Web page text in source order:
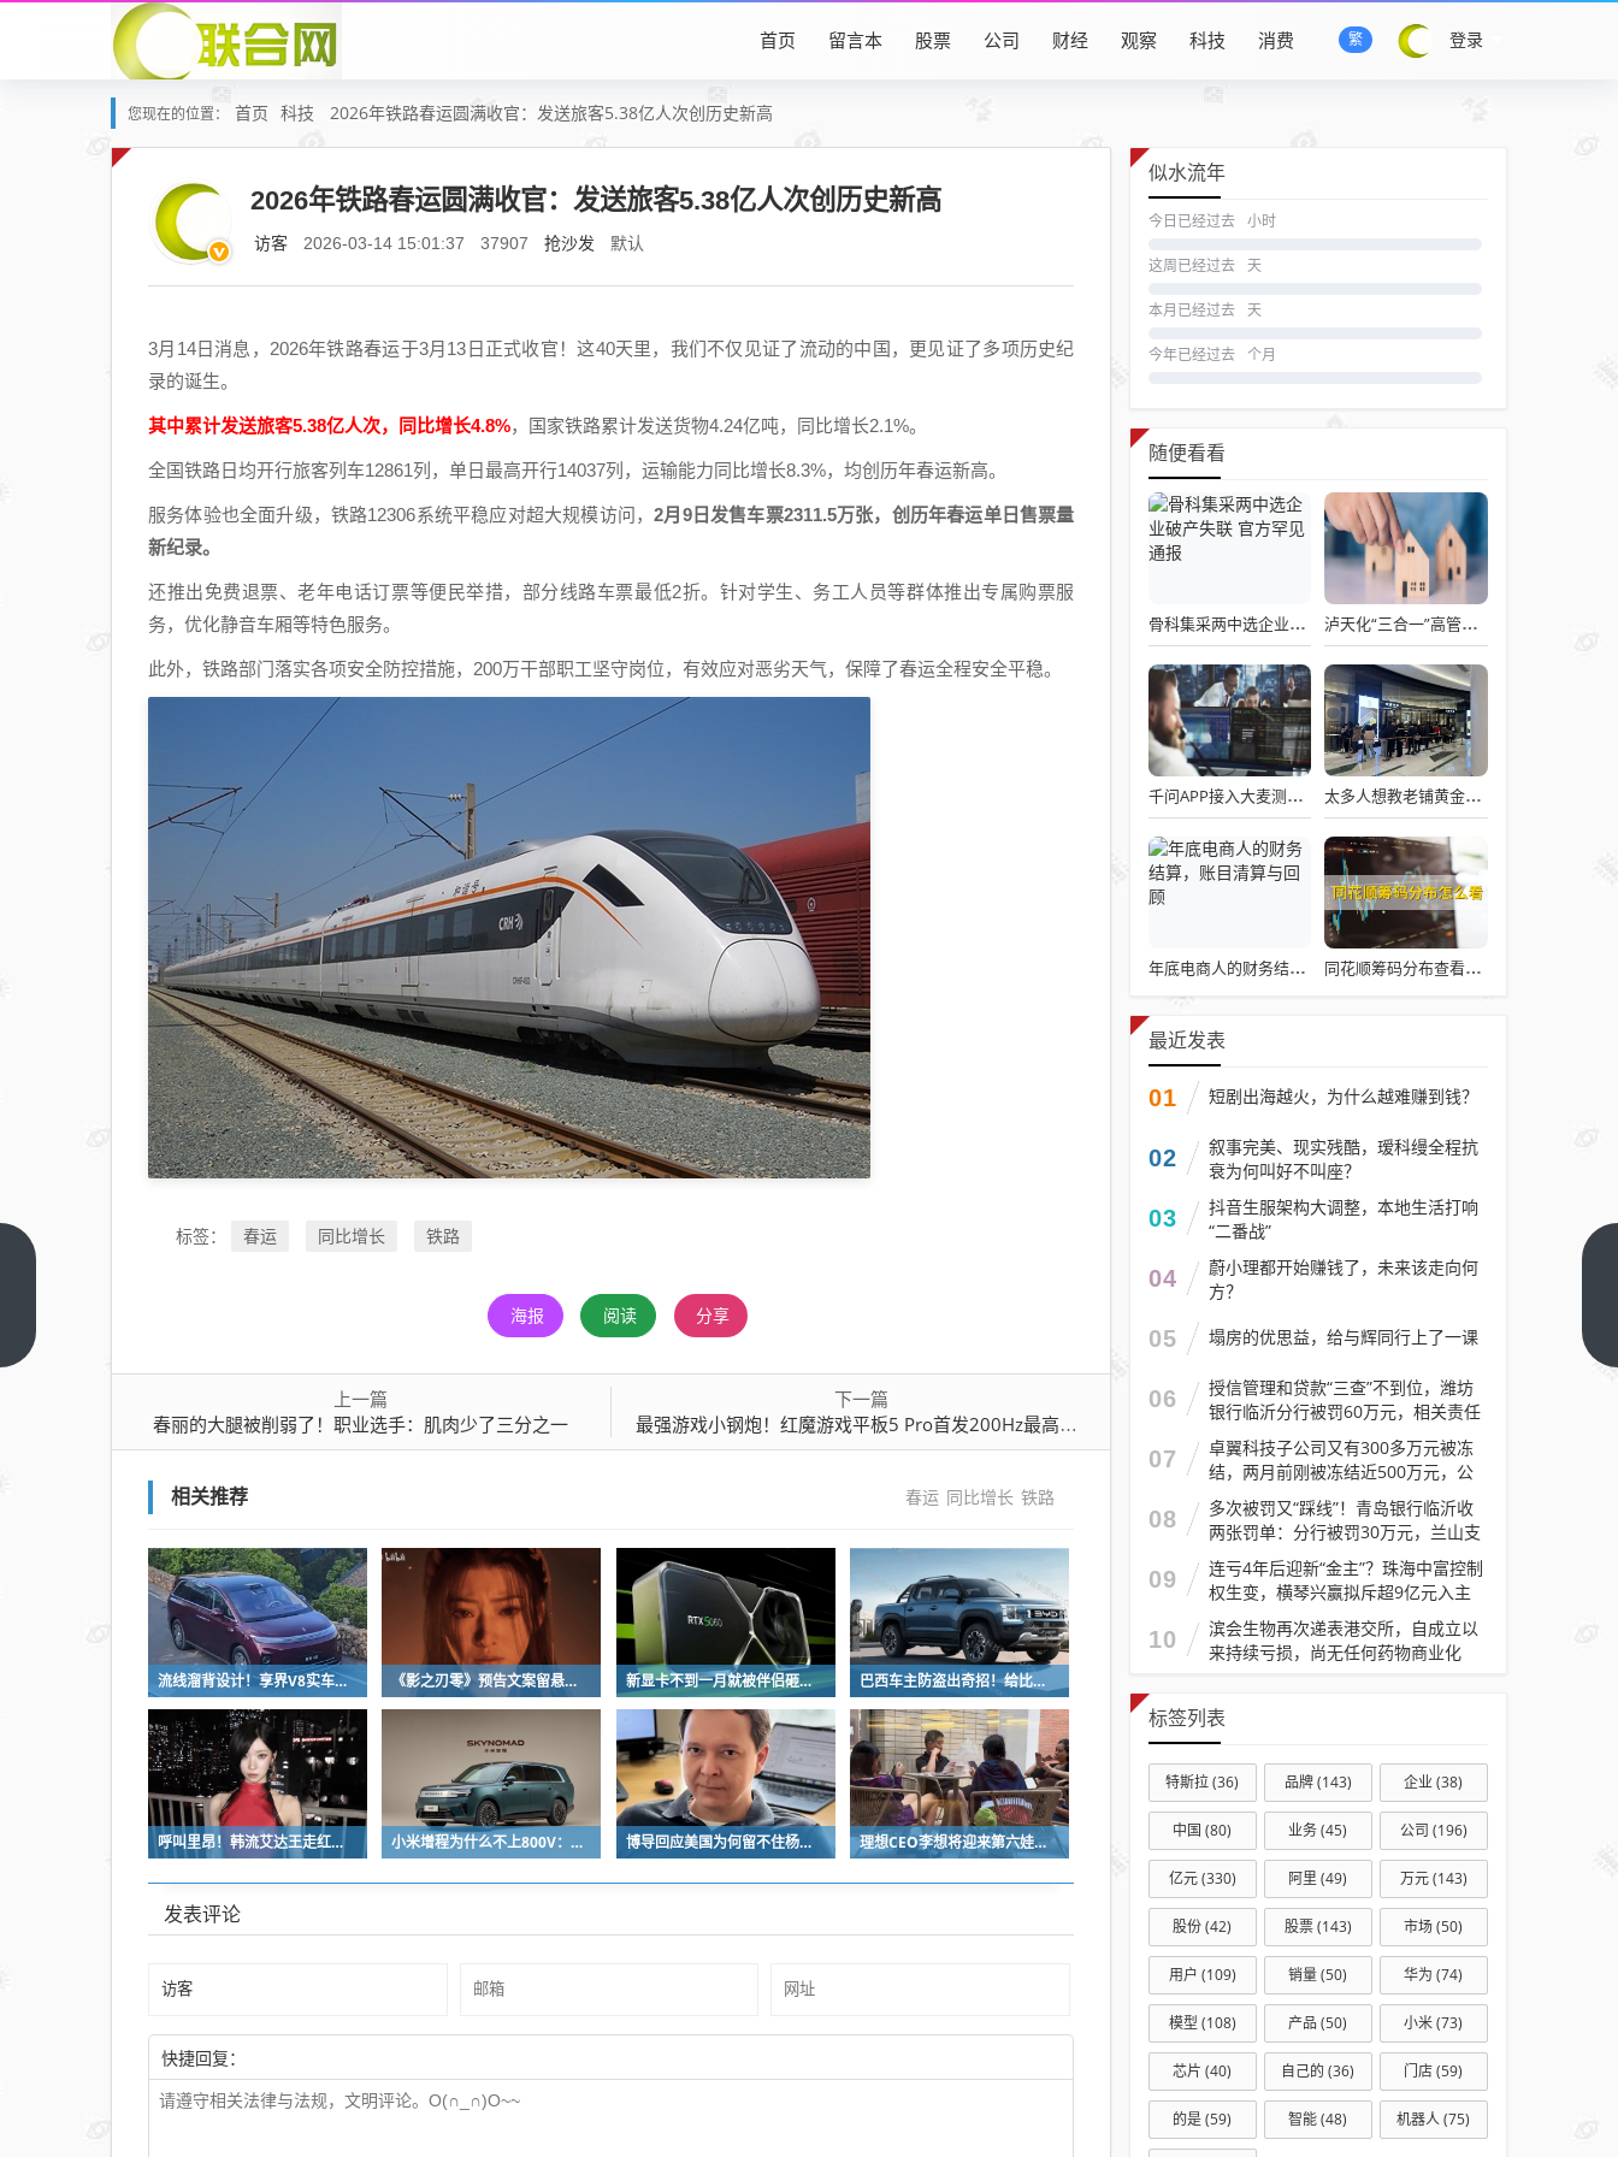
登录
繁
首页 留言本 股票 公司 财经 观察 科技 消费
您现在的位置： 首页 科技 2026年铁路春运圆满收官：发送旅客5.38亿人次创历史新高
2026年铁路春运圆满收官：发送旅客5.38亿人次创历史新高
访客 2026-03-14 15:01:37 37907 抢沙发 默认
3月14日消息，2026年铁路春运于3月13日正式收官！这40天里，我们不仅见证了流动的中国，更见证了多项历史纪
录的诞生。
其中累计发送旅客5.38亿人次，同比增长4.8%，国家铁路累计发送货物4.24亿吨，同比增长2.1%。
全国铁路日均开行旅客列车12861列，单日最高开行14037列，运输能力同比增长8.3%，均创历年春运新高。
服务体验也全面升级，铁路12306系统平稳应对超大规模访问，2月9日发售车票2311.5万张，创历年春运单日售票量
新纪录。
还推出免费退票、老年电话订票等便民举措，部分线路车票最低2折。针对学生、务工人员等群体推出专属购票服
务，优化静音车厢等特色服务。
此外，铁路部门落实各项安全防控措施，200万干部职工坚守岗位，有效应对恶劣天气，保障了春运全程安全平稳。
标签： 春运 同比增长 铁路
海报 阅读 分享
上一篇
春丽的大腿被削弱了！职业选手：肌肉少了三分之一
下一篇
最强游戏小钢炮！红魔游戏平板5 Pro首发200Hz最高刷新率
相关推荐 春运 同比增长 铁路
流线溜背设计！享界V8实车亮相：增程版最大续航339km 《影之刃零》预告文案留悬念 玩家：要反向跳票 新显卡不到一月就被伴侣砸烂：小哥哀叹如此脆弱 巴西车主防盗出奇招！给比亚迪鲨鱼皮卡零件“打疫苗” 失窃率大降93%
呼叫里昂！韩流艾达王走红：魅感十足 粉丝直接喊妈妈 小米增程为什么不上800V：开发时间和成本考虑 博导回应美国为何留不住杨植麟：他毅然拒绝苹果 选择回国创业 理想CEO李想将迎来第六娃：曾称不担心子女争遗产
发表评论
快捷回复：
似水流年
今日已经过去 小时
这周已经过去 天
本月已经过去 天
今年已经过去 个月
随便看看
骨科集采两中选企业破产失联 官方罕见通报 泸天化“三合一”高管王斌辞职：高管变动叠加财务、业绩双重压力，公司进入阶段性调整期
千问APP接入大麦测试“一句话买电影票” 太多人想教老铺黄金怎么做生意了
年底电商人的财务结算，账目清算与回顾 同花顺筹码分布查看详解攻略
最近发表
01 短剧出海越火，为什么越难赚到钱？
02
叙事完美、现实残酷，瑷科缦全程抗
衰为何叫好不叫座？
03
抖音生服架构大调整，本地生活打响
“二番战”
04
蔚小理都开始赚钱了，未来该走向何
方？
05 塌房的优思益，给与辉同行上了一课
06
授信管理和贷款“三查”不到位，潍坊
银行临沂分行被罚60万元，相关责任
人被警告
07
卓翼科技子公司又有300多万元被冻
结，两月前刚被冻结近500万元，公
司去年预计亏损至少2.1亿元
08
多次被罚又“踩线”！青岛银行临沂收
两张罚单：分行被罚30万元，兰山支
行被罚30万元
09
连亏4年后迎新“金主”？珠海中富控制
权生变，横琴兴赢拟斥超9亿元入主
10
滨会生物再次递表港交所，自成立以
来持续亏损，尚无任何药物商业化
标签列表
特斯拉(36) 品牌(143) 企业(38)
中国 (80) 业务(45) 公司 (196)
亿元(330) 阿里 (49) 万元(143)
股份(42) 股票(143) 市场(50)
用户 (109) 销量(50) 华为 (74)
模型 (108) 产品 (50) 小米(73)
芯片 (40) 自己的 (36) 门店(59)
的是(59) 智能(48) 机器人(75)